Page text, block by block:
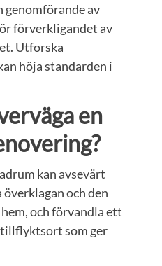
genomförande av
förverkligandet av
Utforska
höja standarden i
en
kan avsevärt
och den
och förvandla ett
som ger